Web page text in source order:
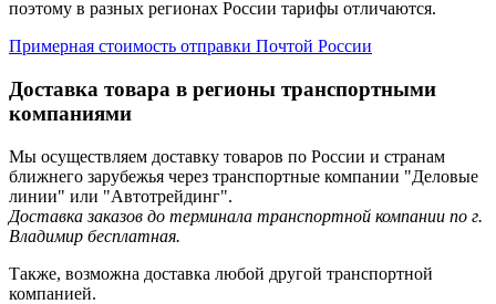
поэтому в разных регионах России тарифы отличаются.
Примерная стоимость отправки Почтой России
Доставка товара в регионы транспортными
компаниями
Мы осуществляем доставку товаров по России и странам
ближнего зарубежья через транспортные компании "Деловые
линии" или "Автотрейдинг".
Доставка заказов до терминала транспортной компании по г.
Владимир бесплатная.
Также, возможна доставка любой другой транспортной
компанией.